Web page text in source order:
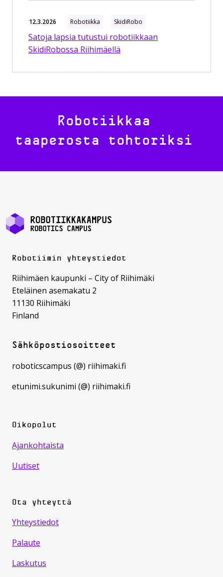
12.3.2026 Robotiikka SkidiRobo
Satoja lapsia tutustui robotiikkaan
SkidiRobossa Riihimäellä
Robotiikkaa
taaperosta tohtoriksi
Robotiimin yhteystiedot
Riihimäen kaupunki – City of Riihimäki
Eteläinen asemakatu 2
11130 Riihimäki
Finland
Sähköpostiosoitteet
roboticscampus (@) riihimaki.fi
etunimi.sukunimi (@) riihimaki.fi
Oikopolut
Ajankohtaista
Uutiset
Ota yhteyttä
Yhteystiedot
Palaute
Laskutus